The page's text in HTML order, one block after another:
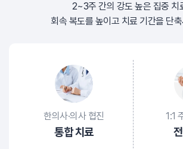
2~3주 간의 강도 높은 집중 치
회속 복도를 높이고 치료 기간을 단
한의사·의사 협진
통합 치료
1:1